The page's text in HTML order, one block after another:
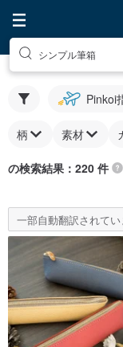
シンプル筆箱
Pinkoi
柄 素材
の検索結果：220 件
一部自動翻訳されてい